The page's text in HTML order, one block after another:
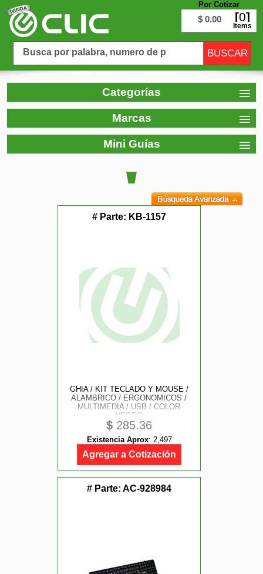
Por Cotizar
$ 0.00 0
Items
Categorías
Marcas
Mini Guías
# Parte: KB-1157
GHIA / KIT TECLADO Y MOUSE /
ALAMBRICO / ERGONOMICOS /
MULTIMEDIA / USB / COLOR
NEGRO
$ 285.36
Existencia Aprox: 2,497
Agregar a Cotización
# Parte: AC-928984